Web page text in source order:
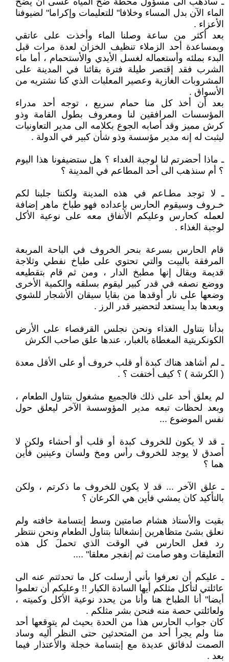
الماء الآن بدل المساء وخلافا" للتعليمات وإكراما" لضيوفنا
الأعزاء .
بعد أكثر من ساعة وصلنا الماء وأخذت على عاتقي
وبمساعدة أحد الزملاء تنظيف الخزان لعدة مرات قبل
البدء بملئه وأستعماله لغسل الأيدي والأستحمام ، أما ماء
الشرب فقد إقتصر طيلة فترة بقائنا في المدينة على
المشروبات الغازية وعصير المعلبات الذي كنا نشتريه من
الأسواق .
بعد أن أخذ كل منا حمام سريع ، توجه أحد مدراء
المؤسسات المرافقين لنا ومعروف بطول القامة وذو
كرش مميز وقد أصابه الجوع بكلامه الى مدير التعاونيات
ليثبت له إنه مدير مؤسسة وذو شأن كبير في الدولة .
ـ ماذا أحضرتم لنا لوجبة الغداء ؟ هل ستضيفونا هذا اليوم
؟ أم سنذهب الى أحد المطاعم في المدينة ؟
ـ لا توجد مطـاعم في هذه المدينة ولكننا جلبنا لكم
خـروف وسيقوم الحارس بإعداده فهو طباخ ماهر إضافة
لعمله كحارس وعليكم الأتفاق معه على نوعية الأكل
لوجبة الغذاء .
قام الحارس بسرعة بنحر الخروف في الباحة المربعة
المرفقة بالبيت والتي تحتوي على طباخ نفطي وثلاجة
قديمة ويقال إنها مطبخ الدار ، ومن ثم قام بتقطيعه
ووضع نصفه في قدر كبير ليقوم بسلقه والكمية الأخرى
وضعها على نار أوقدها من بقايا سيقان الأشجار للشوي
وبعدها بدأ يستعد لتحضير قدر الرز .
بدأنا بتناول الغذاء ونحن نجلس القرفصاء على الأرض
الكونكريتية المغطاة بالغبار، عندها علق صاحب الكرش
ـ لم أشاهد هناك كبدة أو قلب خروف أو على الأقل معدة
( الكرشة ) ؟ كيف أختفت ؟ .
لم يعلق أحد على ذلك فالجميع مشغول بتناول الطعام ،
وبعد لحظات تبعه مدير المؤوسسة الآخر ليعلق حول
نفس الموضوع ...
ـ قد لا يكون للخروف كبدة أو قلب أو أحشاء ولكن لا
أصدق لا يوجد للخروف رأس ومخ ولسان وعينين فأين
هما ؟
ـ علق الآخر ... قد لا يكون للخروف ما ذكرتم ، ولكن
بالتأكيد كان يمشي فأين هي الكرعان ؟
بقيت والأستاذ هشام صامتين وسط إبتسامة خافته ولم
نعلق بشئ متظاهرين إنشغالنا بتناول الطعام ونحن ننتظر
رد فعل الحارس في الوقت الذي تحملَ كل هذه
التعليقات وهو صامت ثم إنفجر معلقا" ....
ـ عليكم أن تعرفوا بأني أرسلت كل ما تحدثتم عنه الى
عائلتي لتأكل مثلكم أيها السادة الكبار !! وعليكم أن تعلموا
أيضا" أنا الطباخ هنا وأنا من يحدد نوعية الأكل وكميته ،
ولعائلتي حصة منه فنحن بشر مثلكم .
كان جواب الحارس هذا من الحدة بحيث لم يتوقعها أحد
منا ولم يجرأ أحد من المتحدثين حتى النظر أليه وساد
الصمت لدقائق عديدة مع إبتسامة خجلة والأعتذار فيما
بعد .